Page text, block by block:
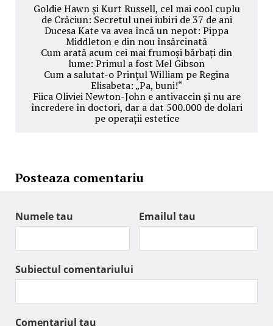
Goldie Hawn și Kurt Russell, cel mai cool cuplu
de Crăciun: Secretul unei iubiri de 37 de ani
Ducesa Kate va avea încă un nepot: Pippa
Middleton e din nou însărcinată
Cum arată acum cei mai frumoși bărbați din
lume: Primul a fost Mel Gibson
Cum a salutat-o Prințul William pe Regina
Elisabeta: „Pa, buni!“
Fiica Oliviei Newton-John e antivaccin și nu are
încredere în doctori, dar a dat 500.000 de dolari
pe operații estetice
Posteaza comentariu
Numele tau Emailul tau
Subiectul comentariului
Comentariul tau